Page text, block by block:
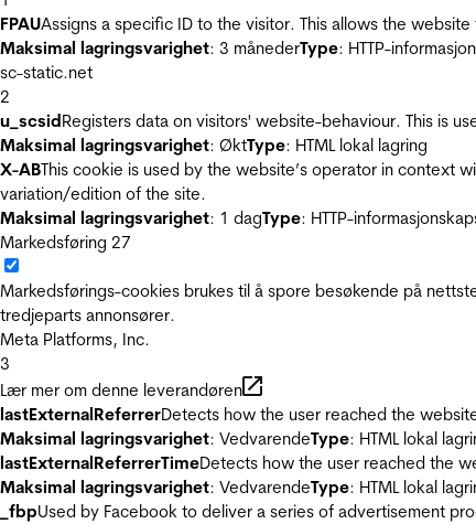
FPAUAssigns a specific ID to the visitor. This allows the
Maksimal lagringsvarighet: 3 månederType: HTTP-
sc-static.net
2
u_scsidRegisters data on visitors' website-behaviour. This is
Maksimal lagringsvarighet: ØktType: HTML lokal lagring
X-ABThis cookie is used by the website’s operator in context
variation/edition of the site.
Maksimal lagringsvarighet: 1 dagType: HTTP-
Markedsføring 27
Markedsførings-cookies brukes til å spore besøkende på
tredjeparts annonsører.
Meta Platforms, Inc.
3
Lær mer om denne leverandøren
lastExternalReferrerDetects how the user reached the
Maksimal lagringsvarighet: VedvarendeType: HTML lokal
lastExternalReferrerTimeDetects how the user reached the
Maksimal lagringsvarighet: VedvarendeType: HTML lokal
_fbpUsed by Facebook to deliver a series of advertisement